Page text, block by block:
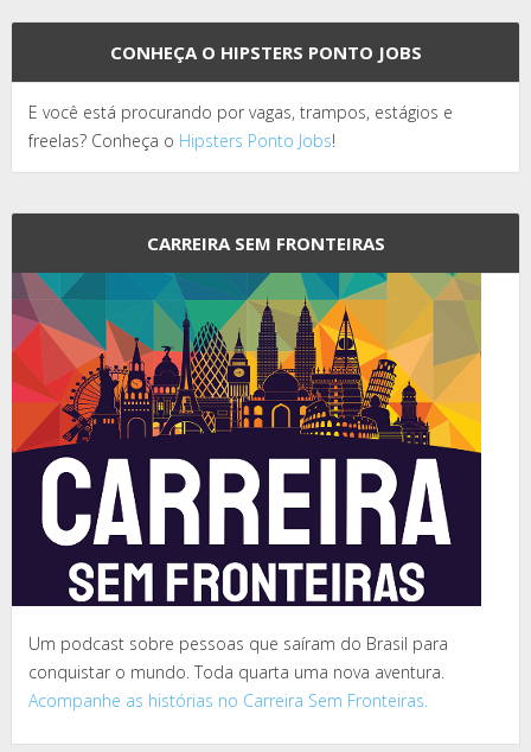
CONHEÇA O HIPSTERS PONTO JOBS
E você está procurando por vagas, trampos, estágios e
freelas? Conheça o Hipsters Ponto Jobs!
CARREIRA SEM FRONTEIRAS
Um podcast sobre pessoas que saíram do Brasil para
conquistar o mundo. Toda quarta uma nova aventura.
Acompanhe as histórias no Carreira Sem Fronteiras.